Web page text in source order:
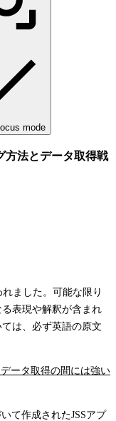
mode
方法とデータ取得戦
ました。可能な限り
表現や解釈が含まれ
は、必ず英語の原文
ータ取得の間には強い
て作成されたJSSアプ